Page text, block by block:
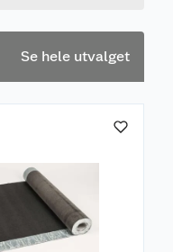
Se hele utvalget